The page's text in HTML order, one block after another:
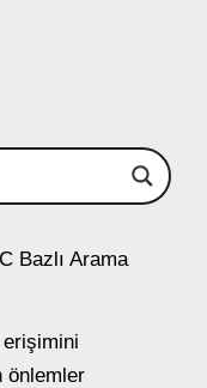
Bazlı Arama
önlemler